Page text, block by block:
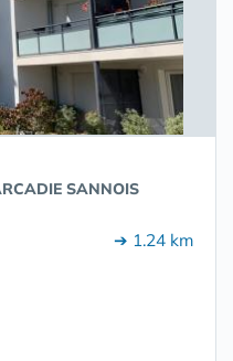
SANNOIS
➔ 1.24 km